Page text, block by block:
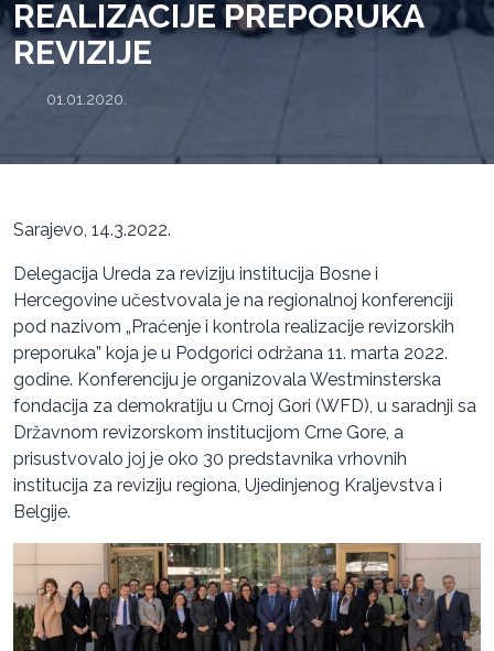
REALIZACIJE PREPORUKA
REVIZIJE
01.01.2020.
Sarajevo, 14.3.2022.
Delegacija Ureda za reviziju institucija Bosne i
Hercegovine učestvovala je na regionalnoj konferenciji
pod nazivom „Praćenje i kontrola realizacije revizorskih
preporuka” koja je u Podgorici održana 11. marta 2022.
godine. Konferenciju je organizovala Westminsterska
fondacija za demokratiju u Crnoj Gori (WFD), u saradnji sa
Državnom revizorskom institucijom Crne Gore, a
prisustvovalo joj je oko 30 predstavnika vrhovnih
institucija za reviziju regiona, Ujedinjenog Kraljevstva i
Belgije.